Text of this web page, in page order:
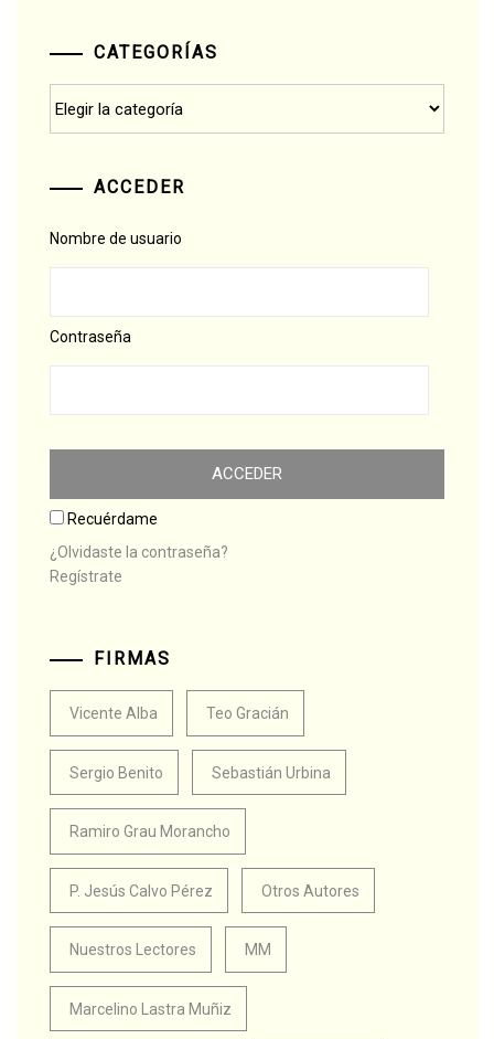
CATEGORÍAS
ACCEDER
Nombre de usuario
Contraseña
Recuérdame
¿Olvidaste la contraseña?
Regístrate
FIRMAS
Vicente Alba Teo Gracián
Sergio Benito Sebastián Urbina
Ramiro Grau Morancho
P. Jesús Calvo Pérez Otros Autores
Nuestros Lectores MM
Marcelino Lastra Muñiz